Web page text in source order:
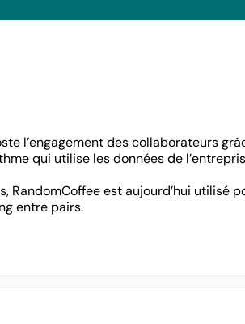
l’engagement des collaborateurs
qui utilise les données de
RandomCoffee est aujourd’hui utilisé
entre pairs.
Vous n’avez pas